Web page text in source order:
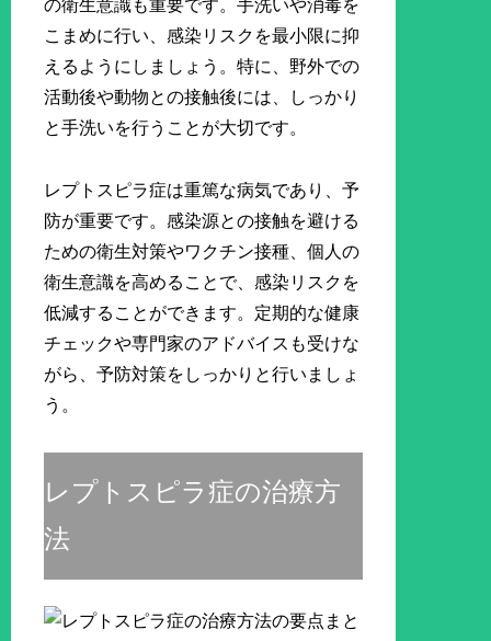
の衛生意識も重要です。手洗いや消毒を
こまめに行い、感染リスクを最小限に抑
えるようにしましょう。特に、野外での
活動後や動物との接触後には、しっかり
と手洗いを行うことが大切です。
レプトスピラ症は重篤な病気であり、予
防が重要です。感染源との接触を避ける
ための衛生対策やワクチン接種、個人の
衛生意識を高めることで、感染リスクを
低減することができます。定期的な健康
チェックや専門家のアドバイスも受けな
がら、予防対策をしっかりと行いましょ
う。
レプトスピラ症の治療方
法